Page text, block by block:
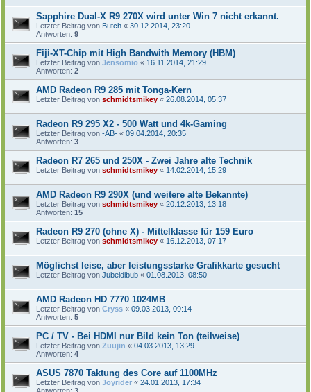
Sapphire Dual-X R9 270X wird unter Win 7 nicht erkannt.
Letzter Beitrag von Butch « 30.12.2014, 23:20
Antworten: 9
Fiji-XT-Chip mit High Bandwith Memory (HBM)
Letzter Beitrag von Jensomio « 16.11.2014, 21:29
Antworten: 2
AMD Radeon R9 285 mit Tonga-Kern
Letzter Beitrag von schmidtsmikey « 26.08.2014, 05:37
Radeon R9 295 X2 - 500 Watt und 4k-Gaming
Letzter Beitrag von -AB- « 09.04.2014, 20:35
Antworten: 3
Radeon R7 265 und 250X - Zwei Jahre alte Technik
Letzter Beitrag von schmidtsmikey « 14.02.2014, 15:29
AMD Radeon R9 290X (und weitere alte Bekannte)
Letzter Beitrag von schmidtsmikey « 20.12.2013, 13:18
Antworten: 15
Radeon R9 270 (ohne X) - Mittelklasse für 159 Euro
Letzter Beitrag von schmidtsmikey « 16.12.2013, 07:17
Möglichst leise, aber leistungsstarke Grafikkarte gesucht
Letzter Beitrag von Jubeldibub « 01.08.2013, 08:50
AMD Radeon HD 7770 1024MB
Letzter Beitrag von Cryss « 09.03.2013, 09:14
Antworten: 5
PC / TV - Bei HDMI nur Bild kein Ton (teilweise)
Letzter Beitrag von Zuujin « 04.03.2013, 13:29
Antworten: 4
ASUS 7870 Taktung des Core auf 1100MHz
Letzter Beitrag von Joyrider « 24.01.2013, 17:34
Antworten: 3